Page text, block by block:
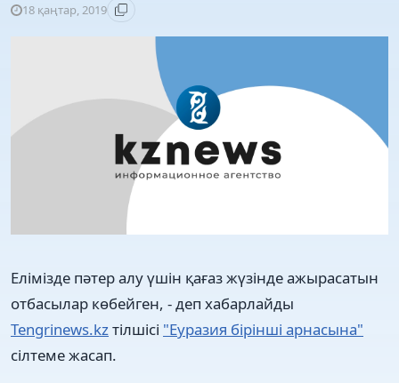
18 қаңтар, 2019
Елімізде пәтер алу үшін қағаз жүзінде ажырасатын
отбасылар көбейген, - деп хабарлайды
Tengrinews.kz тілшісі "Еуразия бірінші арнасына"
сілтеме жасап.